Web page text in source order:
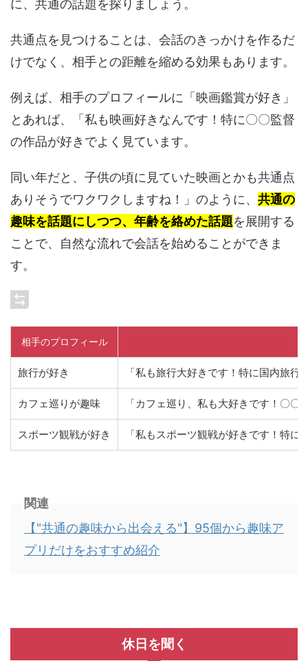
に、共通の話題を探りましょう。
共通点を見つけることは、会話のきっかけを作るだ
けでなく、相手との距離を縮める効果もあります。
例えば、相手のプロフィールに「映画鑑賞が好き」
とあれば、「私も映画好きなんです！特に〇〇監督
の作品が好きでよく見ています。
同い年だと、子供の頃に見ていた映画とかも共通点
ありそうでワクワクしますね！」のように、 共通の
趣味を話題にしつつ、年齢を絡めた話題を展開する
ことで、自然な流れで会話を始めることができま
す。
相手のプロフィール
旅行が好き 「私も旅行大好きです！特に国内旅
カフェ巡りが趣味 「カフェ巡り、私も大好きです！〇
スポーツ観戦が好き 「私もスポーツ観戦が好きです！特
関連
【"共通の趣味から出会える"】95個から趣味ア
プリだけをおすすめ紹介
休日を聞く